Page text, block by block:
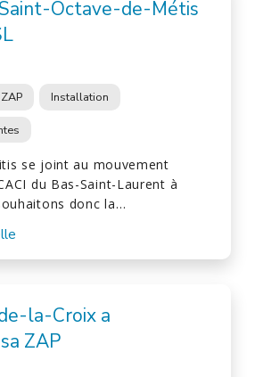
Octave-de-Métis
Installation
se joint au mouvement
du Bas-Saint-Laurent à
donc la…
la-Croix a
ZAP